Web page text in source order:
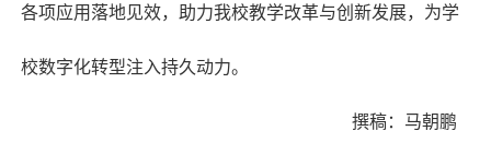
各项应用落地见效，助力我校教学改革与创新发展，为学
校数字化转型注入持久动力。
撰稿：马朝鹏